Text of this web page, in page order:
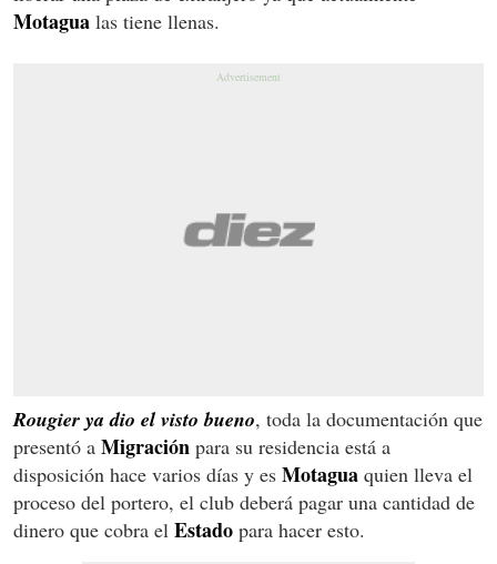
Motagua las tiene llenas.
Rougier ya dio el visto bueno, toda la documentación que
presentó a Migración para su residencia está a
disposición hace varios días y es Motagua quien lleva el
proceso del portero, el club deberá pagar una cantidad de
dinero que cobra el Estado para hacer esto.